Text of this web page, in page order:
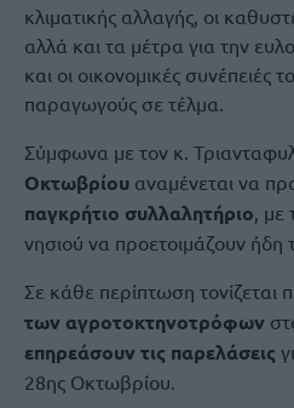
κλιματικής αλλαγής, οι
αλλά και τα μέτρα για την
και οι οικονομικές συνέπειές
παραγωγούς σε τέλμα.
Σύμφωνα με τον κ.
Οκτωβρίου αναμένεται να
παγκρήτιο συλλαλητήριο, με
νησιού να προετοιμάζουν ήδη
Σε κάθε περίπτωση τονίζεται
των αγροτοκτηνοτρόφων
επηρεάσουν τις παρελάσεις
28ης Οκτωβρίου.